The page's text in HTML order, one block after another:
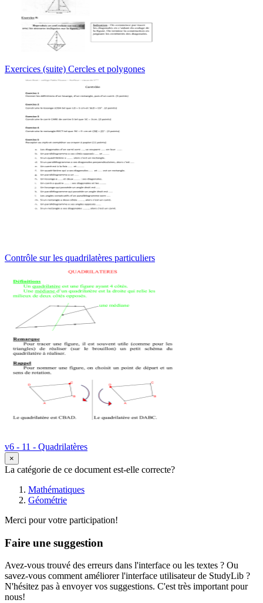
Exercices (suite) Cercles et polygones
Contrôle sur les quadrilatères particuliers
v6 - 11 - Quadrilatères
×
La catégorie de ce document est-elle correcte?
Mathématiques
Géométrie
Merci pour votre participation!
Faire une suggestion
Avez-vous trouvé des erreurs dans l'interface ou les textes ? Ou
savez-vous comment améliorer l'interface utilisateur de StudyLib ?
N'hésitez pas à envoyer vos suggestions. C'est très important pour
nous!